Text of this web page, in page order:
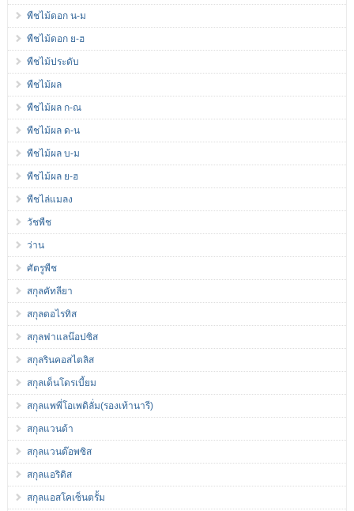
พืชไม้ดอก น-ม
พืชไม้ดอก ย-ฮ
พืชไม้ประดับ
พืชไม้ผล
พืชไม้ผล ก-ณ
พืชไม้ผล ด-น
พืชไม้ผล บ-ม
พืชไม้ผล ย-ฮ
พืชไล่แมลง
วัชพืช
ว่าน
ศัตรูพืช
สกุลคัทลียา
สกุลดอไรทิส
สกุลฟาแลน๊อปซิส
สกุลรินคอสไตลิส
สกุลเด็นโดรเบี้ยม
สกุลแพพี่โอเพดิลั่ม(รองเท้านารี)
สกุลแวนด้า
สกุลแวนด๊อพซิส
สกุลแอริดิส
สกุลแอสโคเซ็นตรั้ม